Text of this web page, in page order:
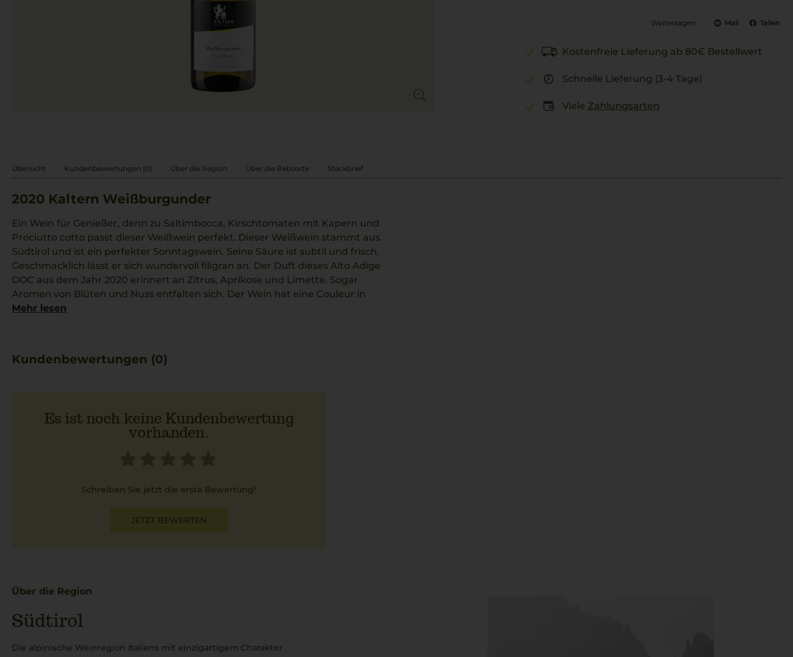
Weitersagen: Mail Teilen
Kostenfreie Lieferung ab 80€ Bestellwert
Schnelle Lieferung (3-4 Tage)
Viele Zahlungsarten
Übersicht Kundenbewertungen (0) Über die Region Über die Rebsorte Steckbrief
2020 Kaltern Weißburgunder
Ein Wein für Genießer, denn zu Saltimbocca, Kirschtomaten mit Kapern und
Prociutto cotto passt dieser Weißwein perfekt. Dieser Weißwein stammt aus
Südtirol und ist ein perfekter Sonntagswein. Seine Säure ist subtil und frisch.
Geschmacklich lässt er sich wundervoll filigran an. Der Duft dieses Alto Adige
DOC aus dem Jahr 2020 erinnert an Zitrus, Aprikose und Limette. Sogar
Aromen von Blüten und Nuss entfalten sich. Der Wein hat eine Couleur in
Strohgelb. Hergestellt wird der Weißwein von Kaltern. Geprägt von
Mehr lesen
Kundenbewertungen (0)
Es ist noch keine Kundenbewertung
vorhanden.
Schreiben Sie jetzt die erste Bewertung!
JETZT BEWERTEN
Über die Region
Südtirol
Die alpinische Weinregion Italiens mit einzigartigem Charakter